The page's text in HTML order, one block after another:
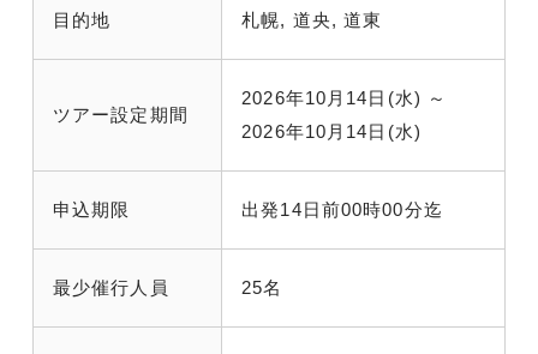
目的地 札幌, 道央, 道東
ツアー設定期間
2026年10月14日(水) ～
2026年10月14日(水)
申込期限 出発14日前00時00分迄
最少催行人員 25名